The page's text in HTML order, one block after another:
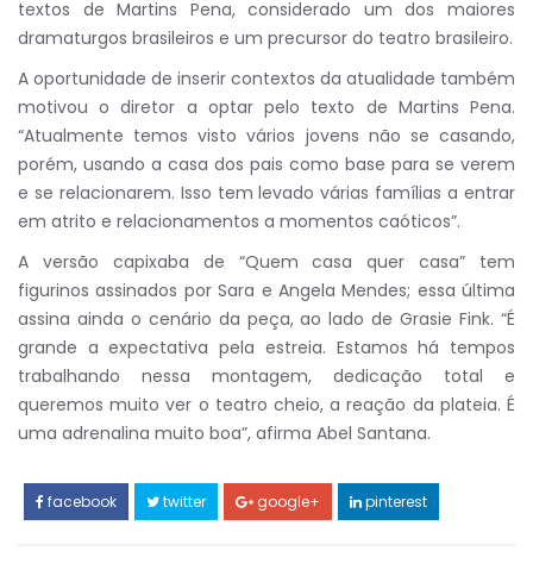
textos de Martins Pena, considerado um dos maiores
dramaturgos brasileiros e um precursor do teatro brasileiro.
A oportunidade de inserir contextos da atualidade também
motivou o diretor a optar pelo texto de Martins Pena.
“Atualmente temos visto vários jovens não se casando,
porém, usando a casa dos pais como base para se verem
e se relacionarem. Isso tem levado várias famílias a entrar
em atrito e relacionamentos a momentos caóticos”.
A versão capixaba de “Quem casa quer casa” tem
figurinos assinados por Sara e Angela Mendes; essa última
assina ainda o cenário da peça, ao lado de Grasie Fink. “É
grande a expectativa pela estreia. Estamos há tempos
trabalhando nessa montagem, dedicação total e
queremos muito ver o teatro cheio, a reação da plateia. É
uma adrenalina muito boa”, afirma Abel Santana.
facebook twitter google+ pinterest